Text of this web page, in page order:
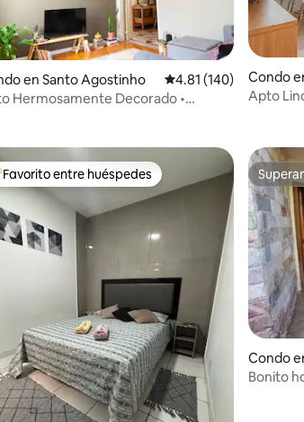
4.95 de 5, 238 reseñas
en Santo Agostinho Calificación promedio:
4.81 (140)
Hermosamente Decorado •
Condo
Apto
4.96 de 5, 139 reseñas
entre huéspedes preferido
Favorito entre huéspedes
Condo
Bonito